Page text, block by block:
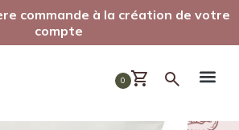
commande à la création de votre
compte
0
de maison / Coussins